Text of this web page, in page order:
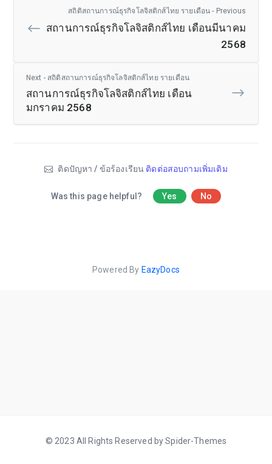
สถิติสถานการณ์ธุรกิจโลจิสติกส์ไทย รายเดือน - Previous
สถานการณ์ธุรกิจโลจิสติกส์ไทย เดือนมีนาคม
2568
Next - สถิติสถานการณ์ธุรกิจโลจิสติกส์ไทย รายเดือน
สถานการณ์ธุรกิจโลจิสติกส์ไทย เดือน
มกราคม 2568
ติดปัญหา / ข้อร้องเรียน ติดต่อสอบถามเพิ่มเติม
Was this page helpful? Yes No
Powered By EazyDocs
© 2023 All Rights Reserved by Spider-Themes